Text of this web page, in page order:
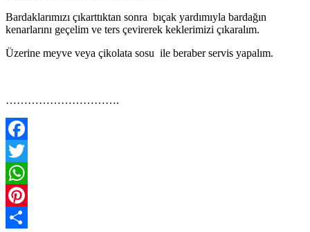
Bardaklarımızı çıkarttıktan sonra bıçak yardımıyla bardağın
kenarlarını geçelim ve ters çevirerek keklerimizi çıkaralım.
Üzerine meyve veya çikolata sosu ile beraber servis yapalım.
………………………….
Facebook
Twitter
WhatsApp
Pinterest